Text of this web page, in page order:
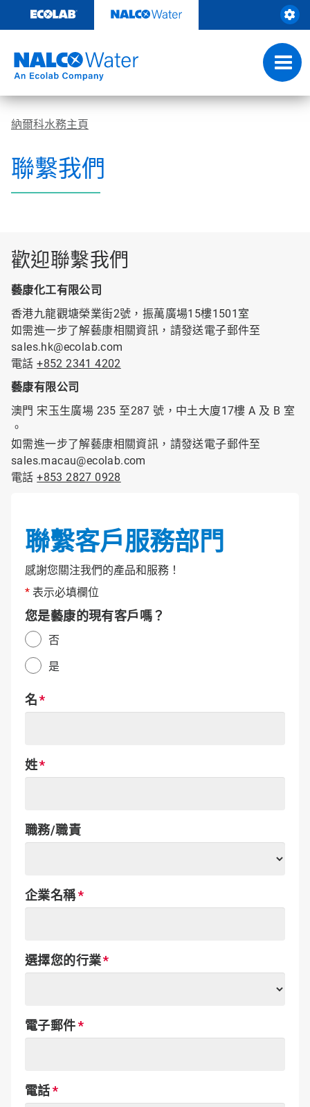
content
納爾科水務主頁
聯繫我們
歡迎聯繫我們
藝康化工有限公司
香港九龍觀塘榮業街2號，振萬廣場15樓1501室
如需進一步了解藝康相關資訊，請發送電子郵件至
sales.hk@ecolab.com
電話+852 2341 4202
藝康有限公司
澳門 宋玉生廣場 235 至287 號，中土大廈17樓 A 及 B 室
。
如需進一步了解藝康相關資訊，請發送電子郵件至
sales.macau@ecolab.com
電話+853 2827 0928
聯繫客戶服務部門
感謝您關注我們的產品和服務！
* 表示必填欄位
您是藝康的現有客戶嗎？
否
是
名
姓
職務/職責
企業名稱
選擇您的行業
電子郵件
電話